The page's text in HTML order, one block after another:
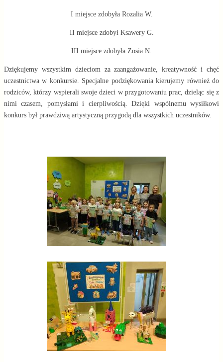
I miejsce zdobyła Rozalia W.
II miejsce zdobył Ksawery G.
III miejsce zdobyła Zosia N.
Dziękujemy wszystkim dzieciom za zaangażowanie, kreatywność i chęć
uczestnictwa w konkursie. Specjalne podziękowania kierujemy również do
rodziców, którzy wspierali swoje dzieci w przygotowaniu prac, dzieląc się z
nimi czasem, pomysłami i cierpliwością. Dzięki wspólnemu wysiłkowi
konkurs był prawdziwą artystyczną przygodą dla wszystkich uczestników.